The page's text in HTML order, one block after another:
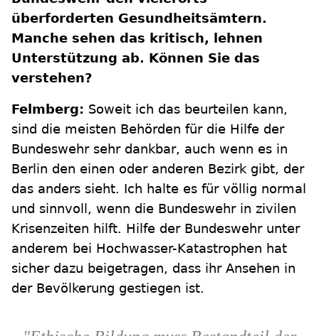
überforderten Gesundheitsämtern.
Manche sehen das kritisch, lehnen
Unterstützung ab. Können Sie das
verstehen?
Felmberg: Soweit ich das beurteilen kann,
sind die meisten Behörden für die Hilfe der
Bundeswehr sehr dankbar, auch wenn es in
Berlin den einen oder anderen Bezirk gibt, der
das anders sieht. Ich halte es für völlig normal
und sinnvoll, wenn die Bundeswehr in zivilen
Krisenzeiten hilft. Hilfe der Bundeswehr unter
anderem bei Hochwasser-Katastrophen hat
sicher dazu beigetragen, dass ihr Ansehen in
der Bevölkerung gestiegen ist.